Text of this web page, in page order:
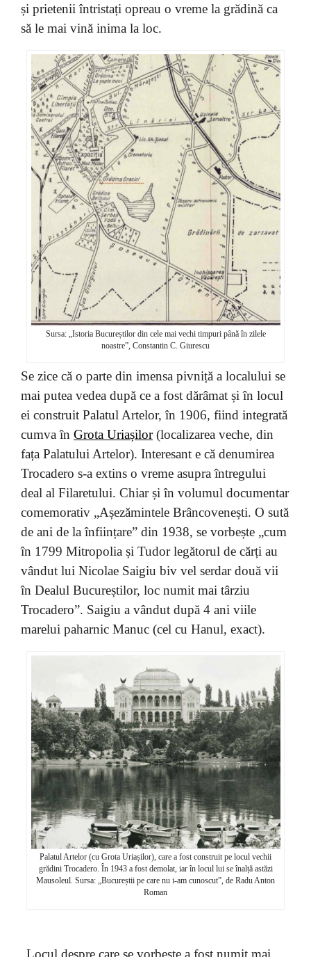
și prietenii întristați opreau o vreme la grădină ca
să le mai vină inima la loc.
Sursa: „Istoria Bucureștilor din cele mai vechi timpuri până în zilele
noastre”, Constantin C. Giurescu
Se zice că o parte din imensa pivniță a localului se
mai putea vedea după ce a fost dărâmat și în locul
ei construit Palatul Artelor, în 1906, fiind integrată
cumva în Grota Uriașilor(localizarea veche, din
fața Palatului Artelor). Interesant e că denumirea
Trocadero s-a extins o vreme asupra întregului
deal al Filaretului. Chiar și în volumul documentar
comemorativ „Așezămintele Brâncovenești. O sută
de ani de la înființare” din 1938, se vorbește „cum
în 1799 Mitropolia și Tudor legătorul de cărți au
vândut lui Nicolae Saigiu biv vel serdar două vii
în Dealul Bucureștilor, loc numit mai târziu
Trocadero”. Saigiu a vândut după 4 ani viile
marelui paharnic Manuc (cel cu Hanul, exact).
Palatul Artelor (cu Grota Uriașilor), care a fost construit pe locul vechii
grădini Trocadero. În 1943 a fost demolat, iar în locul lui se înalță astăzi
Mausoleul. Sursa: „Bucureștii pe care nu i-am cunoscut”, de Radu Anton
Roman
„Locul despre care se vorbește a fost numit mai